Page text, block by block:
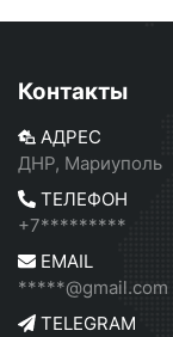
Контакты
АДРЕС
ДНР, Мариуполь
ТЕЛЕФОН
+7*********
EMAIL
*****@gmail.com
TELEGRAM